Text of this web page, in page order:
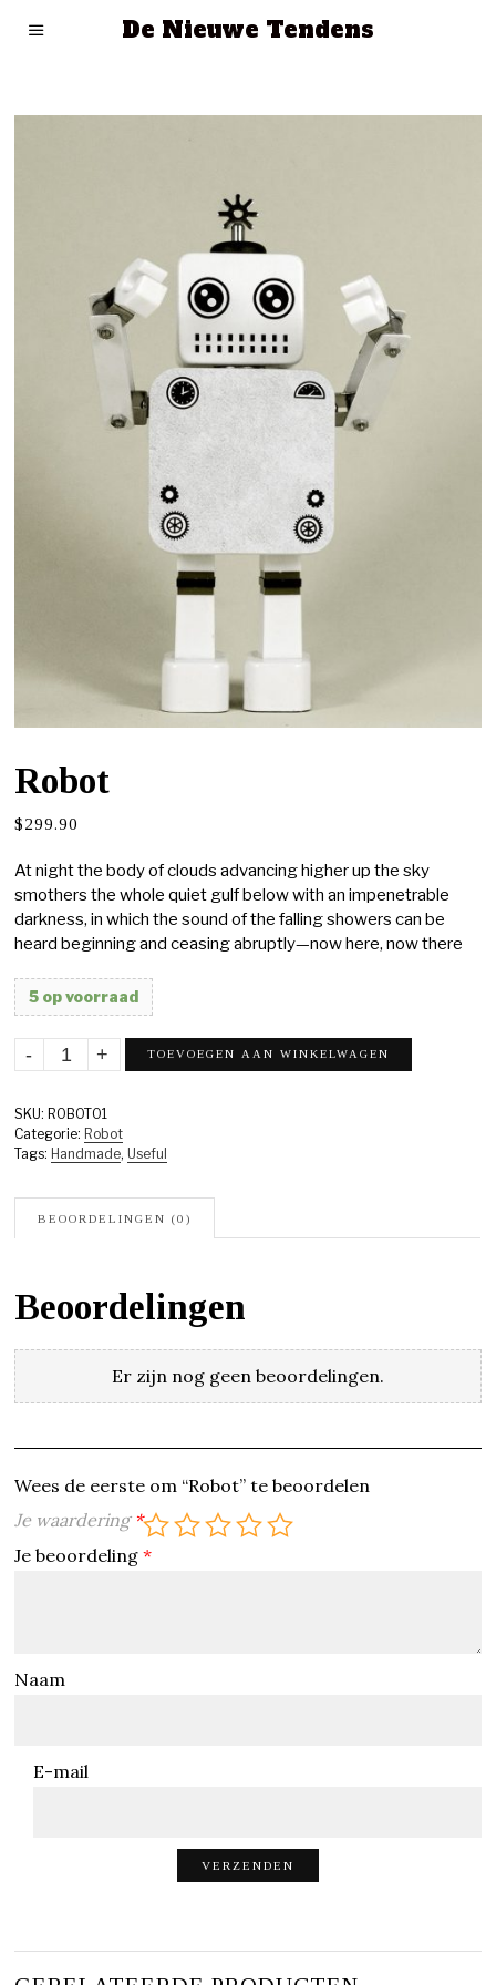
De Nieuwe Tendens
Robot
$299.90
At night the body of clouds advancing higher up the sky
smothers the whole quiet gulf below with an impenetrable
darkness, in which the sound of the falling showers can be
heard beginning and ceasing abruptly—now here, now there
5 op voorraad
TOEVOEGEN AAN WINKELWAGEN
SKU:ROBOT01
Categorie: Robot
Tags: Handmade, Useful
BEOORDELINGEN (0)
Beoordelingen
Er zijn nog geen beoordelingen.
Wees de eerste om “Robot” te beoordelen
Je waardering *
Je beoordeling*
Naam
E-mail